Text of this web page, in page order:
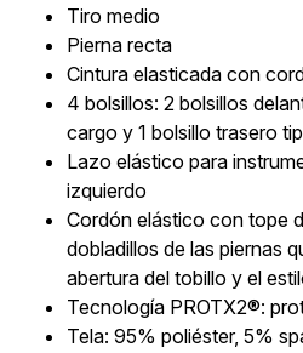
Tiro medio
Pierna recta
Cintura elasticada con
4 bolsillos: 2 bolsillos
cargo y 1 bolsillo trasero
Lazo elástico para
izquierdo
Cordón elástico con tope
dobladillos de las piernas
abertura del tobillo y el
Tecnología PROTX2®:
Tela: 95% poliéster, 5%